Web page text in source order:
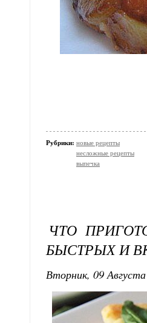
Рубрики: новые рецепты
несложные рецепты
выпечка
ЧТО
БЫСТРЫХ И
Вторник, 09